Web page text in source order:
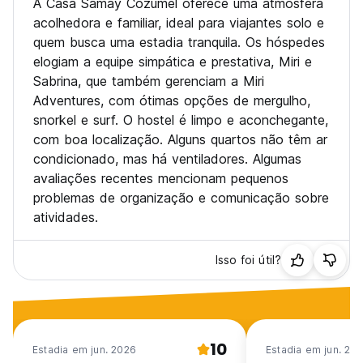
entrar em contato caso não recebamos uma resposta ao
nosso e-mail.
Sem animais de estimação
Sem festas
Café da manhã não incluído
Impostos não incluídos (Auto-translated from original
language)
A Casa Samay Cozumel oferece uma atmosfera
acolhedora e familiar, ideal para viajantes solo e
quem busca uma estadia tranquila. Os hóspedes
elogiam a equipe simpática e prestativa, Miri e
Sabrina, que também gerenciam a Miri
Adventures, com ótimas opções de mergulho,
snorkel e surf. O hostel é limpo e aconchegante,
com boa localização. Alguns quartos não têm ar
condicionado, mas há ventiladores. Algumas
avaliações recentes mencionam pequenos
problemas de organização e comunicação sobre
atividades.
Isso foi útil?
Estadia em jun. 2026 10 Estadia em jun.